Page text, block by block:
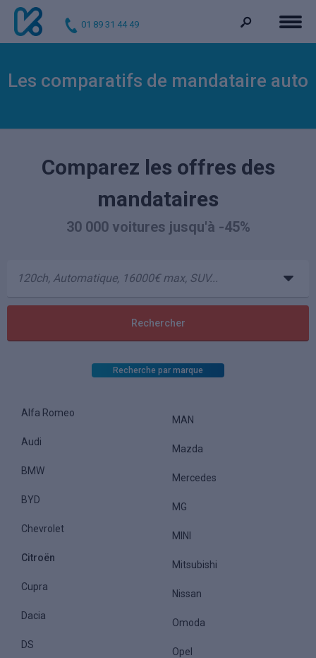
01 89 31 44 49
Les comparatifs de mandataire auto
Comparez les offres des
mandataires
30 000 voitures jusqu'à -45%
Recherche par marque
Alfa Romeo
Audi
BMW
BYD
Chevrolet
Citroën
Cupra
Dacia
DS
MAN
Mazda
Mercedes
MG
MINI
Mitsubishi
Nissan
Omoda
Opel